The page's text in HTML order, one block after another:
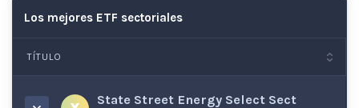
Los mejores ETF sectoriales
TÍTULO
State Street Energy Select Sect